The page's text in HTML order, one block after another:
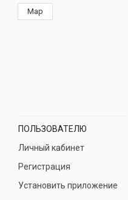
Map
ПОЛЬЗОВАТЕЛЮ
Личный кабинет
Регистрация
Установить приложение